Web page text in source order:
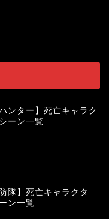
ンター】死亡キャラク
ーン一覧
隊】死亡キャラクタ
ン一覧